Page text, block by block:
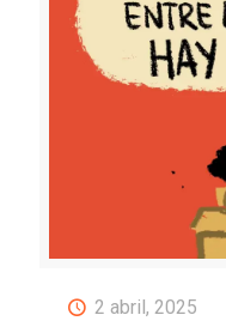
2 abril, 2025